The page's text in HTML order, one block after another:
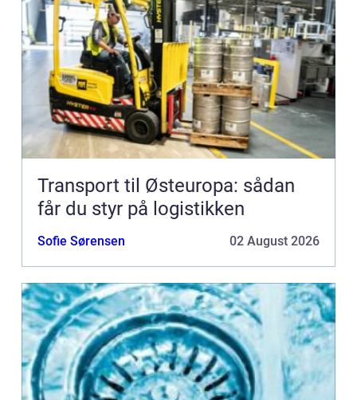
Transport til Østeuropa: sådan
får du styr på logistikken
Sofie Sørensen 02 August 2026